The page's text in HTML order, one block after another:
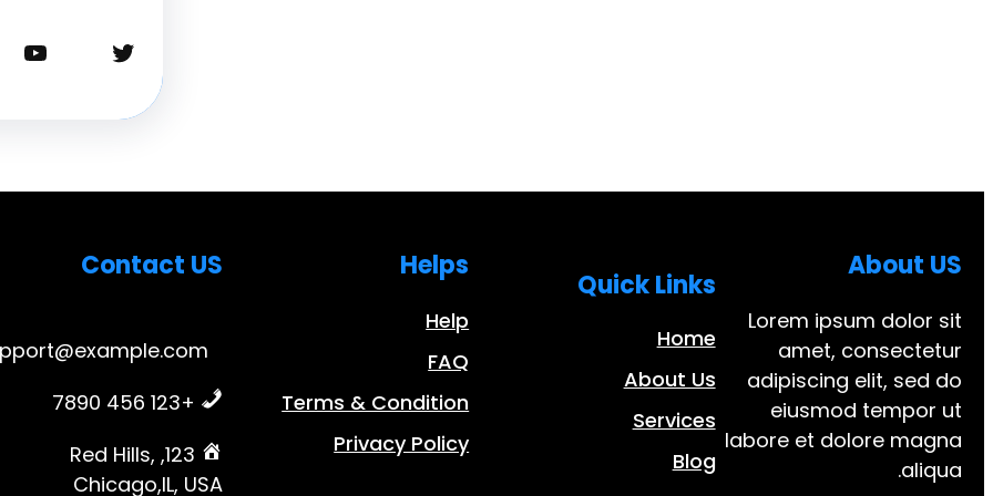
تويتر
يوتيوب
About US
Lorem ipsum dolor sit
amet, consectetur
adipiscing elit, sed do
eiusmod tempor ut
labore et dolore magna
aliqua.
Quick Links
Home
About Us
Services
Blog
Helps
Help
FAQ
Terms & Condition
Privacy Policy
Contact US
+123 456 7890
123, Red Hills,
Chicago,IL, USA